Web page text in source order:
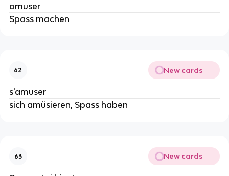
amuser
Spass machen
62 New cards
s'amuser
sich amüsieren, Spass haben
63 New cards